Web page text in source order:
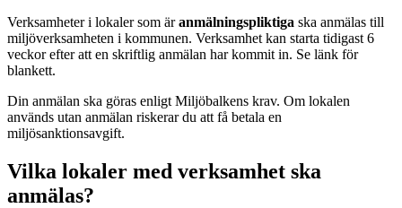
Verksamheter i lokaler som äranmälningspliktiga ska anmälas till
miljöverksamheten i kommunen. Verksamhet kan starta tidigast 6
veckor efter att en skriftlig anmälan har kommit in. Se länk för
blankett.
Din anmälan ska göras enligt Miljöbalkens krav. Om lokalen
används utan anmälan riskerar du att få betala en
miljösanktionsavgift.
Vilka lokaler med verksamhet ska
anmälas?